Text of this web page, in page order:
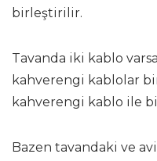
birleştirilir.
Tavanda iki kablo
kahverengi kablolar
kahverengi kablo ile
Bazen tavandaki ve